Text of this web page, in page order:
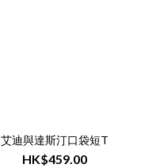
艾迪與達斯汀口袋短T
HK$459.00